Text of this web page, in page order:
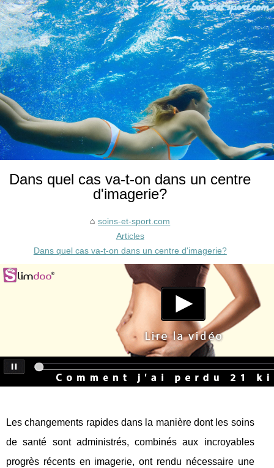
Dans quel cas va-t-on dans un centre
d'imagerie?
soins-et-sport.com
Articles
Dans quel cas va-t-on dans un centre d'imagerie?
Les changements rapides dans la manière dont les soins
de santé sont administrés, combinés aux incroyables
progrès récents en imagerie, ont rendu nécessaire une